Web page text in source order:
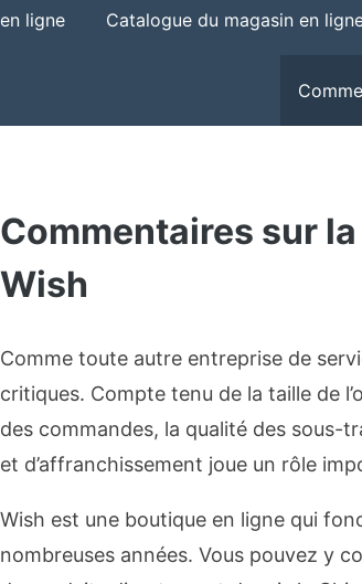
ligne Catalogue du magasin en
Commentaires sur
Wish
Comme toute autre entreprise de
critiques. Compte tenu de la taille de
des commandes, la qualité des sous-
et d’affranchissement joue un rôle
Wish est une boutique en ligne qui
nombreuses années. Vous pouvez y